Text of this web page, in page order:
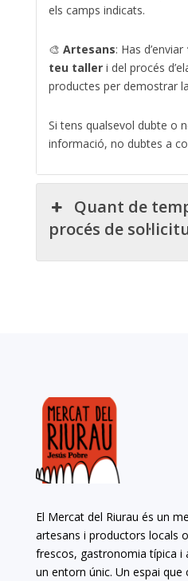
els camps indicats.
🎨 Artesans: Has d’enviar
teu talleri del procés
productes per demostrar
Si tens qualsevol dubte o
informació, no dubtes a
Quant de
procés de
El Mercat del Riurau és un
artesans i productors locals
frescos, gastronomia típica i
un entorn únic. Un espai